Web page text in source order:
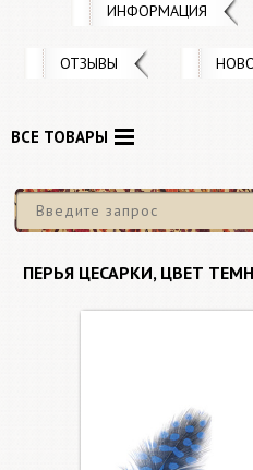
ИНФОРМАЦИЯ
ОТЗЫВЫ
ВСЕ ТОВАРЫ
ПЕРЬЯ ЦЕСАРКИ, ЦВЕТ